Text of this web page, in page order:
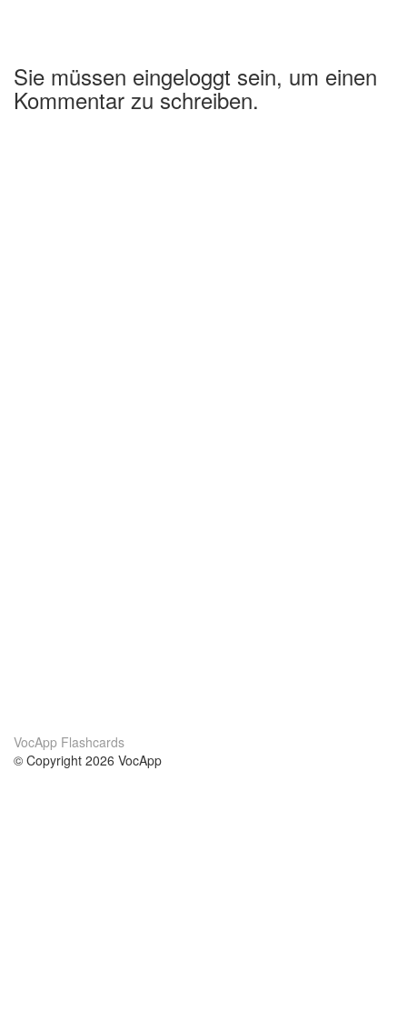
Sie müssen eingeloggt sein, um einen
Kommentar zu schreiben.
VocApp Flashcards
© Copyright 2026 VocApp